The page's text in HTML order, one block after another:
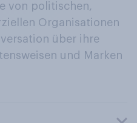
von politischen,
Organisationen
über ihre
und Marken